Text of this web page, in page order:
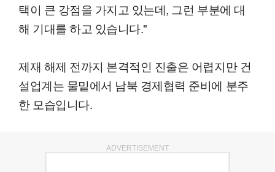
택이 큰 강점을 가지고 있는데, 그런 부분에 대
해 기대를 하고 있습니다."
제재 해제 전까지 본격적인 진출은 어렵지만 건
설업계는 물밑에서 남북 경제협력 준비에 분주
한 모습입니다.
ADVERTISEMENT